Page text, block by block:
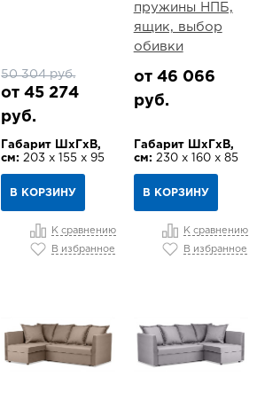
50 304 руб.
от 45 274
руб.
Габарит ШхГхВ,
см: 203 х 155 х 95
В КОРЗИНУ
К сравнению
В избранное
пружины НПБ,
ящик, выбор
обивки
от 46 066
руб.
Габарит ШхГхВ,
см: 230 х 160 х 85
В КОРЗИНУ
К сравнению
В избранное